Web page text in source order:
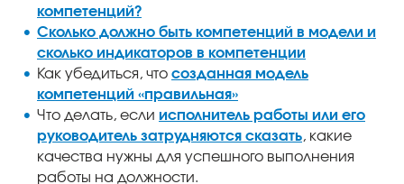
компетенций?
Сколько должно быть компетенций в модели и
сколько индикаторов в компетенции
Как убедиться, что созданная модель
компетенций «правильная»
Что делать, если исполнитель работы или его
руководитель затрудняются сказать, какие
качества нужны для успешного выполнения
работы на должности.